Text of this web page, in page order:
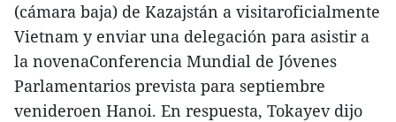
(cámara baja) de Kazajstán a visitaroficialmente
Vietnam y enviar una delegación para asistir a
la novenaConferencia Mundial de Jóvenes
Parlamentarios prevista para septiembre
venideroen Hanoi. En respuesta, Tokayev dijo